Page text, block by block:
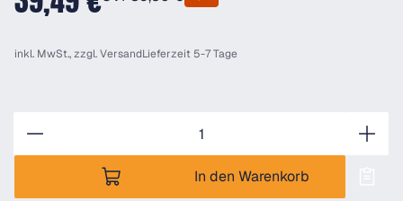
inkl. MwSt., zzgl.VersandLieferzeit 5-7 Tage
In den Warenkorb